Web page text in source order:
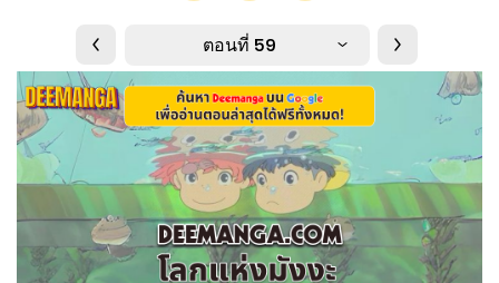
ตอนที่ 59